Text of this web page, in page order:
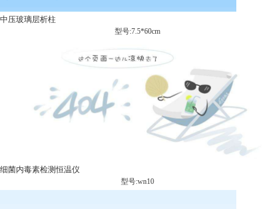
中压玻璃层析柱
型号:7.5*60cm
细菌内毒素检测恒温仪
型号:wn10